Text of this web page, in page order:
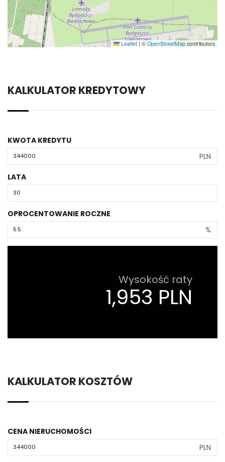
Leaflet | © OpenStreetMap contributors
KALKULATOR KREDYTOWY
KWOTA KREDYTU
PLN
LATA
OPROCENTOWANIE ROCZNE
%
Wysokość raty
1,953 PLN
KALKULATOR KOSZTÓW
CENA NIERUCHOMOŚCI
PLN